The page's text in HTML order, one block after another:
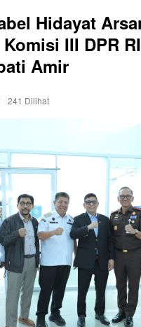
Hidayat
III DPR
Amir
241 Dilihat